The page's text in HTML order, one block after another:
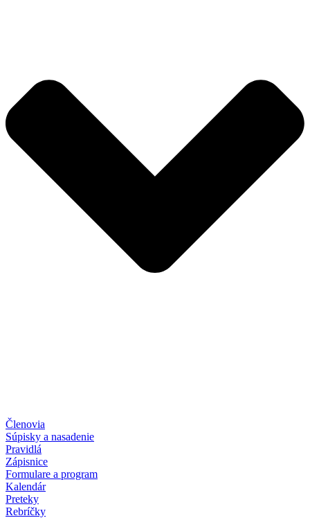
Členovia
Súpisky a nasadenie
Pravidlá
Zápisnice
Formulare a program
Kalendár
Preteky
Rebríčky